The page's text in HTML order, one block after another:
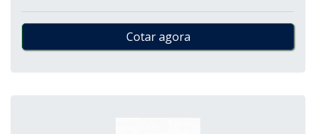
Cotar agora